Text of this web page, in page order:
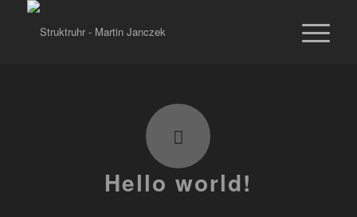
Hello world!